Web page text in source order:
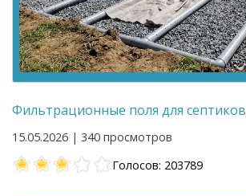
Фильтрационные поля для септиков
15.05.2026 | 340 просмотров
Голосов: 203789